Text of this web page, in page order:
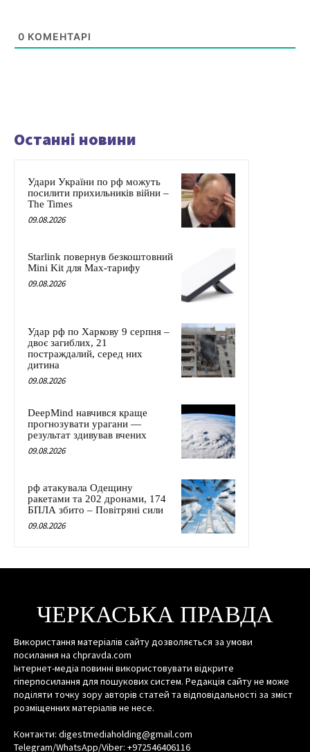
0 КОМЕНТАРІ
Останні новини
Удари України по рф можуть
посилити прихильників війни –
The Times
09.08.2026
Starlink повернув безкоштовний
Mini Kit для Max-тарифу
09.08.2026
Удар рф по Харкову 9 серпня –
двоє загиблих, 21
постраждалий, серед них
дитина
09.08.2026
DeepMind навчився краще
прогнозувати урагани —
результат здивував вчених
09.08.2026
рф атакувала Одещину
ракетами та 202 дронами, 174
БПЛА збито – Повітряні сили
09.08.2026
ЧЕРКАСЬКА ПРАВДА
Використання матеріалів сайту дозволяється за умови
посилання на chpravda.com
Інтернет-медіа повинні використовувати відкрите
гіперпосилання для пошукових систем. Редакція сайту не може
поділяти точку зору авторів статей та відповідальності за зміст
розміщенних матеріалів не несе.
Контакти: digestmediaholding@gmail.com
Telegram/WhatsApp/Viber: +972546406116